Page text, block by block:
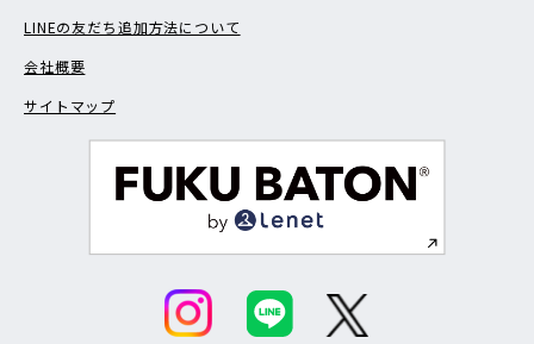
LINEの友だち追加方法について
会社概要
サイトマップ